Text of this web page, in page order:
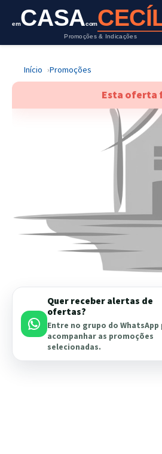
emCASAcom
Promoções & Indicações
Início Promoções
Esta oferta
Quer receber alertas de
ofertas?
Entre no grupo do WhatsApp
acompanhar as promoções
selecionadas.